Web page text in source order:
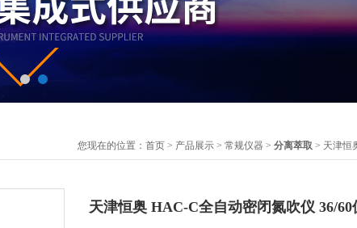
您现在的位置： 首页 > 产品展示 > 常规仪器 > 分离萃取 > 天津恒
天津恒奥 HAC-C全自动密闭氮吹仪 36/60